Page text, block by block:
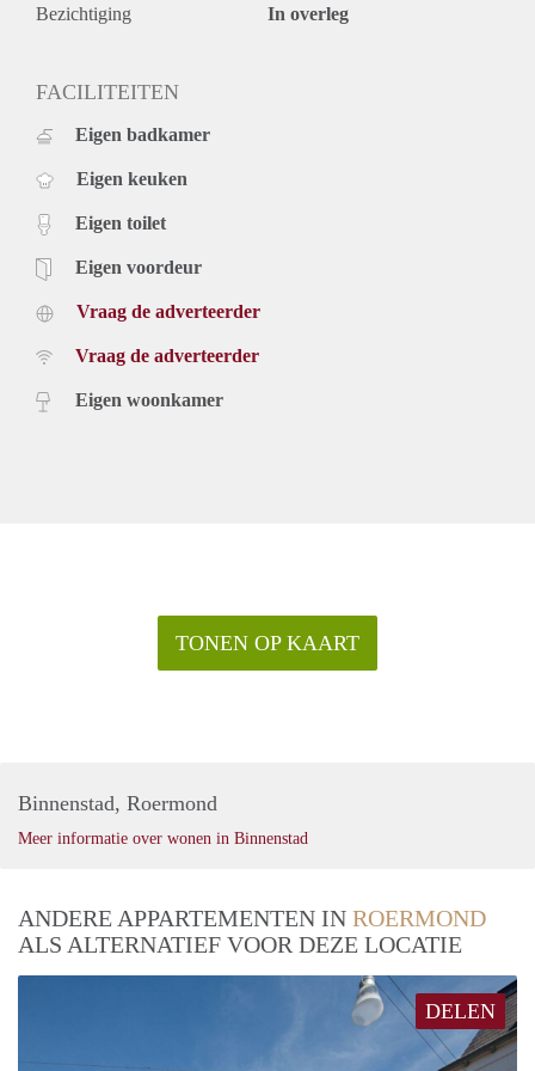
LET OP: Dit betreffen impressie foto's van een soortgelijk
Huurgegevens:
* Servicekosten: € 50,- per maand (incl. waterverbruik);
* Huurtermijn bedraagt minimaal 25 maanden
* Niet geschikt voor studenten of woningdelers en huurders
onder de 25 jaar
Bezichtiging In overleg
FACILITEITEN
Eigen badkamer
Eigen keuken
Eigen toilet
Eigen voordeur
Vraag de adverteerder
Vraag de adverteerder
Eigen woonkamer
TONEN OP KAART
Binnenstad, Roermond
Meer informatie over wonen in Binnenstad
ANDERE APPARTEMENTEN IN ROERMOND
ALS ALTERNATIEF VOOR DEZE LOCATIE
DELEN